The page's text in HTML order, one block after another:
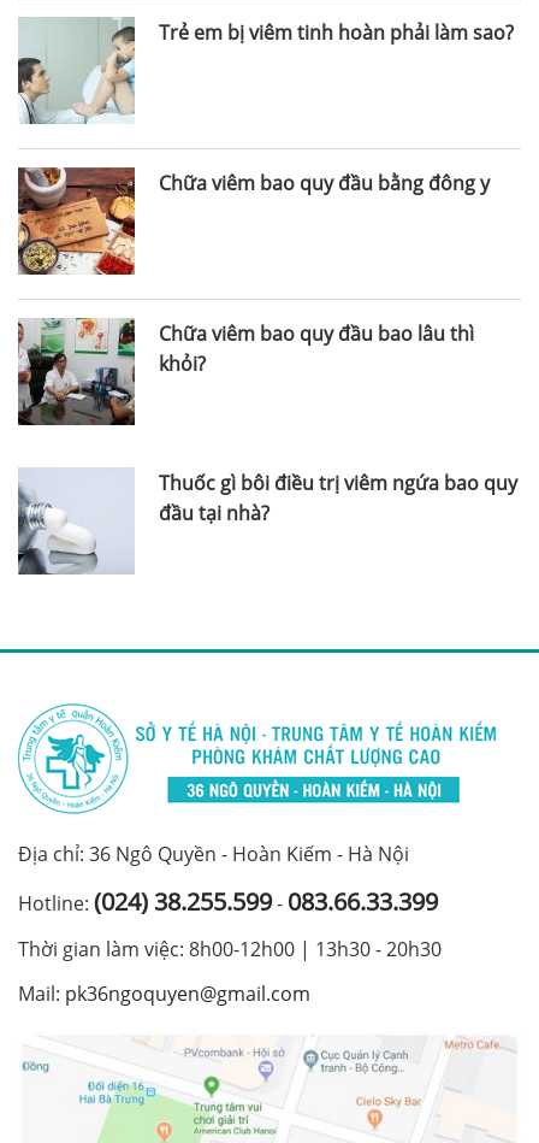
Trẻ em bị viêm tinh hoàn phải làm sao?
Chữa viêm bao quy đầu bằng đông y
Chữa viêm bao quy đầu bao lâu thì
khỏi?
Thuốc gì bôi điều trị viêm ngứa bao quy
đầu tại nhà?
Địa chỉ: 36 Ngô Quyền - Hoàn Kiếm - Hà Nội
Hotline: (024) 38.255.599- 083.66.33.399
Thời gian làm việc: 8h00-12h00 | 13h30 - 20h30
Mail: pk36ngoquyen@gmail.com